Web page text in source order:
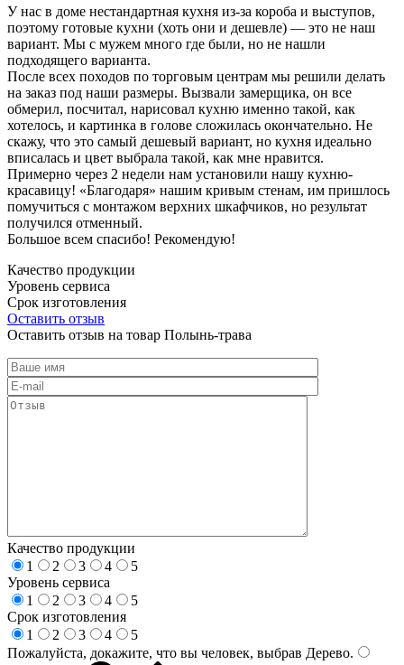
У нас в доме нестандартная кухня из-за короба и выступов,
поэтому готовые кухни (хоть они и дешевле) — это не наш
вариант. Мы с мужем много где были, но не нашли
подходящего варианта.
После всех походов по торговым центрам мы решили делать
на заказ под наши размеры. Вызвали замерщика, он все
обмерил, посчитал, нарисовал кухню именно такой, как
хотелось, и картинка в голове сложилась окончательно. Не
скажу, что это самый дешевый вариант, но кухня идеально
вписалась и цвет выбрала такой, как мне нравится.
Примерно через 2 недели нам установили нашу кухню-
красавицу! «Благодаря» нашим кривым стенам, им пришлось
помучиться с монтажом верхних шкафчиков, но результат
получился отменный.
Большое всем спасибо! Рекомендую!
Качество продукции
Уровень сервиса
Срок изготовления
Оставить отзыв
Оставить отзыв на товар Полынь-трава
Качество продукции
1
2 3 4
5
Уровень сервиса
1
2 3 4
5
Срок изготовления
1
2 3 4
5
Пожалуйста, докажите, что вы человек, выбрав Дерево.